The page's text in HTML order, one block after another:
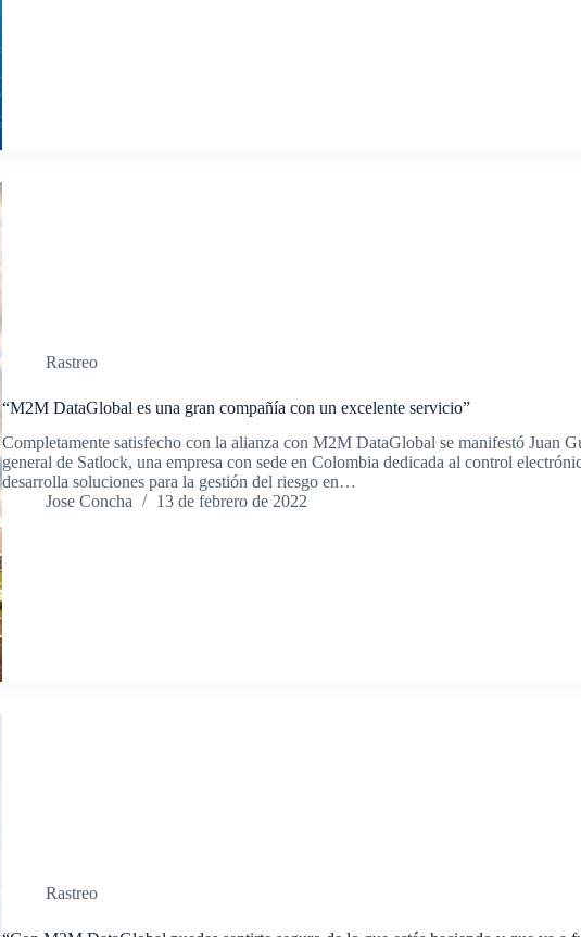
Rastreo
“M2M DataGlobal es una gran compañía con un excelente servicio”
Completamente satisfecho con la alianza con M2M DataGlobal se manifestó Juan
general de Satlock, una empresa con sede en Colombia dedicada al control
desarrolla soluciones para la gestión del riesgo en…
Jose Concha
13 de febrero de 2022
Rastreo